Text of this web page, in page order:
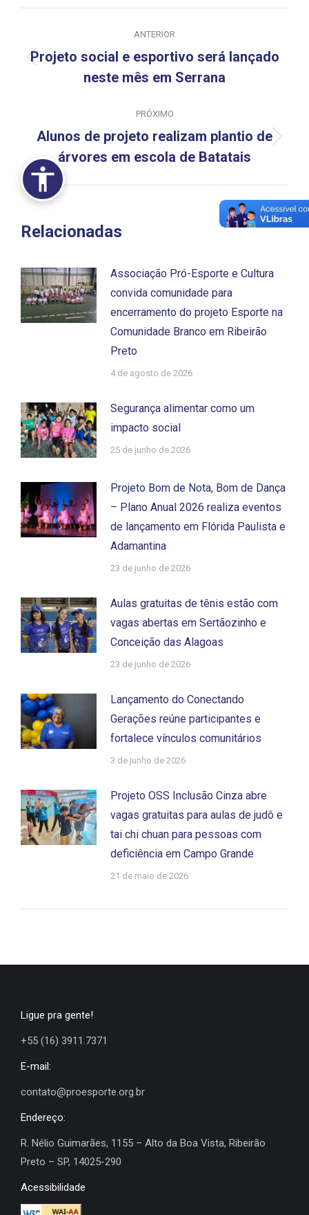
de
ANTERIOR
Post
anterior:
Projeto social e esportivo será lançado
neste mês em Serrana
PRÓXIMO
Próximo
post:
Alunos de projeto realizam plantio de
árvores em escola de Batatais
Relacionadas
Associação Pró-Esporte e Cultura
convida comunidade para
encerramento do projeto Esporte na
Comunidade Branco em Ribeirão
Preto
4 de agosto de 2026
Segurança alimentar como um
impacto social
25 de junho de 2026
Projeto Bom de Nota, Bom de Dança
– Plano Anual 2026 realiza eventos
de lançamento em Flórida Paulista e
Adamantina
23 de junho de 2026
Aulas gratuitas de tênis estão com
vagas abertas em Sertãozinho e
Conceição das Alagoas
23 de junho de 2026
Lançamento do Conectando
Gerações reúne participantes e
fortalece vínculos comunitários
3 de junho de 2026
Projeto OSS Inclusão Cinza abre
vagas gratuitas para aulas de judô e
tai chi chuan para pessoas com
deficiência em Campo Grande
21 de maio de 2026
Ligue pra gente!
+55 (16) 3911.7371
E-mail:
contato@proesporte.org.br
Endereço:
R. Nélio Guimarães, 1155 – Alto da Boa Vista, Ribeirão
Preto – SP, 14025-290
Acessibilidade